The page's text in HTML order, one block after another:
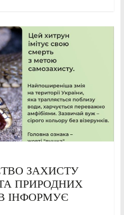
ЗАХИСТУ
ПРИРОДНИХ
ІНФОРМУЄ